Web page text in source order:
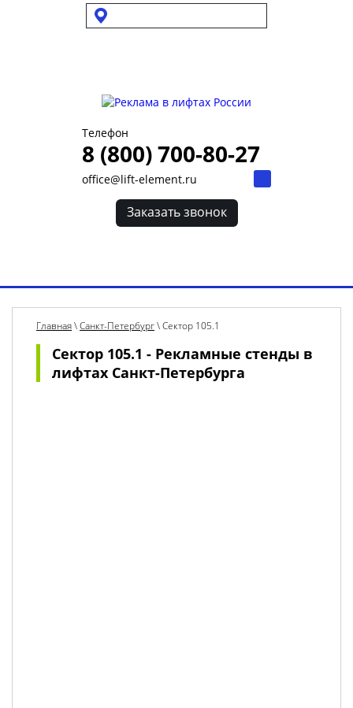
Телефон
8 (800) 700-80-27
office@lift-element.ru
Заказать звонок
Главная\Санкт-Петербург\Сектор 105.1
Сектор 105.1 - Рекламные стенды в
лифтах Санкт-Петербурга